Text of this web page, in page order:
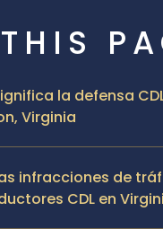
la defensa
Virginia
infracciones de
CDL en